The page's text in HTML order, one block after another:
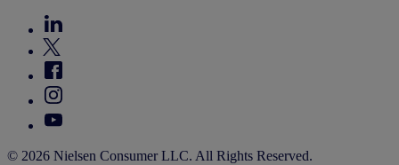
© 2026 Nielsen Consumer LLC. All Rights Reserved.